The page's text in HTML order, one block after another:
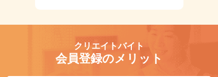
クリエイトバイト
会員登録のメリット